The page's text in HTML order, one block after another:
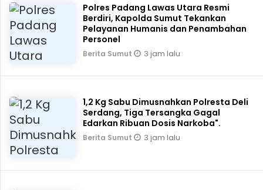
Polres Padang Lawas Utara Resmi
Berdiri, Kapolda Sumut Tekankan
Pelayanan Humanis dan Penambahan
Personel
Berita Sumut 3 jam lalu
1,2 Kg Sabu Dimusnahkan Polresta Deli
Serdang, Tiga Tersangka Gagal
Edarkan Ribuan Dosis Narkoba".
Berita Sumut 3 jam lalu